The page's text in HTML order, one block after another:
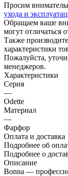
Просим
ухода и
Обращаем ваше
могут отличаться
Также
характеристики
Пожалуйста,
менеджеров.
Характеристики
Серия
—
Odette
Материал
—
Фарфор
Оплата и доставка
Подробнее об
Подробнее о
Описание
Bonna —